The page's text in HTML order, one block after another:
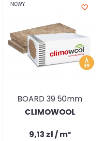
NOWY favorite_border
BOARD 39 50mm
CLIMOWOOL
9,13 zł / m²